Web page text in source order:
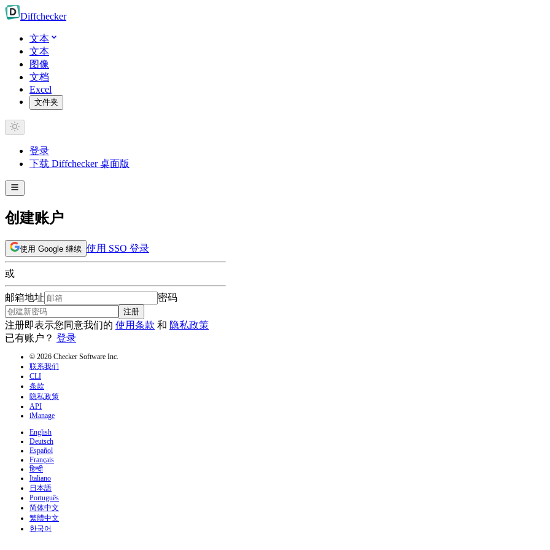
Diffchecker
文本
文本
图像
文档
Excel
文件夹
登录
下载 Diffchecker 桌面版
创建账户
使用 Google 继续 使用 SSO 登录
或
邮箱地址 密码
注册
注册即表示您同意我们的 使用条款 和 隐私政策
已有账户？ 登录
© 2026 Checker Software Inc.
联系我们
CLI
条款
隐私政策
API
iManage
English
Deutsch
Español
Français
हिन्दी
Italiano
日本語
Português
简体中文
繁體中文
한국어